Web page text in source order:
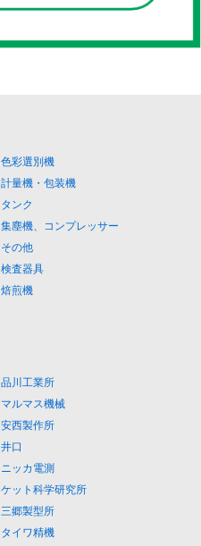
色彩選別機
計量機・包装機
タンク
集塵機、コンプレッサー
その他
検査器具
焙煎機
品川工業所
マルマス機械
安西製作所
井口
ニッカ電測
ケット科学研究所
三郷製型所
タイワ精機